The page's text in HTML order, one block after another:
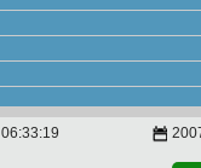
06:33:19